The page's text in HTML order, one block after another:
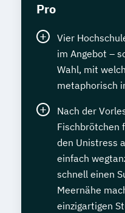
Pro
Vier
im Angebot –
Wahl, mit
metaphorisch
Nach der
Fischbrötchen
den Unistress
einfach
schnell einen
Meernähe
einzigartigen